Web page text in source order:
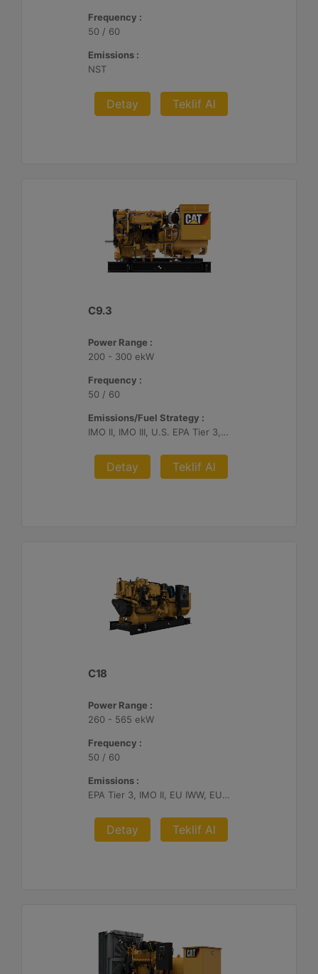
Frequency :
50 / 60
Emissions :
NST
Detay Teklif Al
C9.3
Power Range :
200 - 300 ekW
Frequency :
50 / 60
Emissions/Fuel Strategy :
IMO II, IMO III, U.S. EPA Tier 3, China II
Detay Teklif Al
C18
Power Range :
260 - 565 ekW
Frequency :
50 / 60
Emissions :
EPA Tier 3, IMO II, EU IWW, EU Stage V, China II
Detay Teklif Al